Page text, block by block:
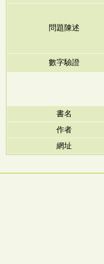
問題陳述
數字驗證
書名
作者
網址